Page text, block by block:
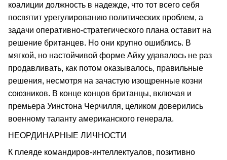
коалиции должность в надежде, что тот всего себя
посвятит урегулированию политических проблем, а
задачи оперативно-стратегического плана оставит на
решение британцев. Но они крупно ошиблись. В
мягкой, но настойчивой форме Айку удавалось не раз
продавливать, как потом оказывалось, правильные
решения, несмотря на зачастую изощренные козни
союзников. В конце концов британцы, включая и
премьера Уинстона Черчилля, целиком доверились
военному таланту американского генерала.
НЕОРДИНАРНЫЕ ЛИЧНОСТИ
К плеяде командиров-интеллектуалов, позитивно